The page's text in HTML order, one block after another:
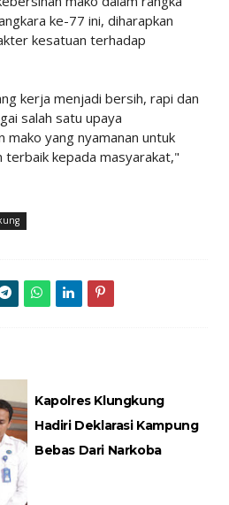
ke-77 ini, diharapkan
kesatuan terhadap
kerja menjadi bersih, rapi dan
salah satu upaya
mako yang nyamanan untuk
terbaik kepada masyarakat,"
Kapolres Klungkung
Hadiri Deklarasi Kampung
Bebas Dari Narkoba